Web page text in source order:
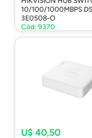
10/100/1000MBPS
3E0508-O
Cód: 9370
U$ 40,50